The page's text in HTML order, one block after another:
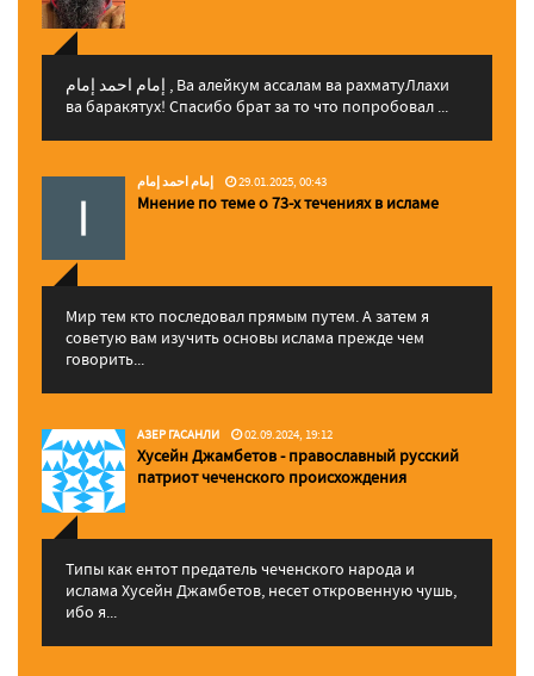
إمام احمد إمام , Ва алейкум ассалам ва рахматуЛлахи
ва баракятух! Спасибо брат за то что попробовал ...
إمام احمد إمام 29.01.2025, 00:43
Мнение по теме о 73-х течениях в исламе
Мир тем кто последовал прямым путем. А затем я
советую вам изучить основы ислама прежде чем
говорить...
АЗЕР ГАСАНЛИ 02.09.2024, 19:12
Хусейн Джамбетов - православный русский
патриот чеченского происхождения
Типы как ентот предатель чеченского народа и
ислама Хусейн Джамбетов, несет откровенную чушь,
ибо я...